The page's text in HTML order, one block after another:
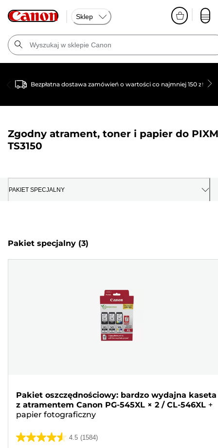
Sklep
Bezpłatna dostawa zamówień o wartości co najmniej 150 zł
Zgodny atrament, toner i papier do
TS3150
PAKIET SPECJALNY
Pakiet specjalny (3)
Pakiet oszczędnościowy: bardzo wydajna kaseta
z atramentem Canon PG-545XL × 2 / CL-546XL +
papier fotograficzny
4.5 (1584)
4.5